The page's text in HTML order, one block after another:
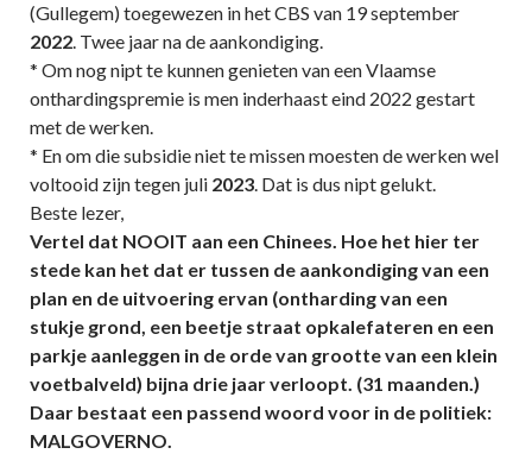
(Gullegem) toegewezen in het CBS van 19 september
2022. Twee jaar na de aankondiging.
* Om nog nipt te kunnen genieten van een Vlaamse
onthardingspremie is men inderhaast eind 2022 gestart
met de werken.
* En om die subsidie niet te missen moesten de werken wel
voltooid zijn tegen juli 2023. Dat is dus nipt gelukt.
Beste lezer,
Vertel dat NOOIT aan een Chinees. Hoe het hier ter
stede kan het dat er tussen de aankondiging van een
plan en de uitvoering ervan (ontharding van een
stukje grond, een beetje straat opkalefateren en een
parkje aanleggen in de orde van grootte van een klein
voetbalveld) bijna drie jaar verloopt. (31 maanden.)
Daar bestaat een passend woord voor in de politiek:
MALGOVERNO.